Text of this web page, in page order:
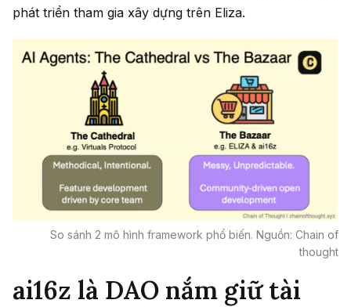
phát triển tham gia xây dựng trên Eliza.
So sánh 2 mô hình framework phổ biến. Nguồn: Chain of
thought
ai16z là DAO nắm giữ tài